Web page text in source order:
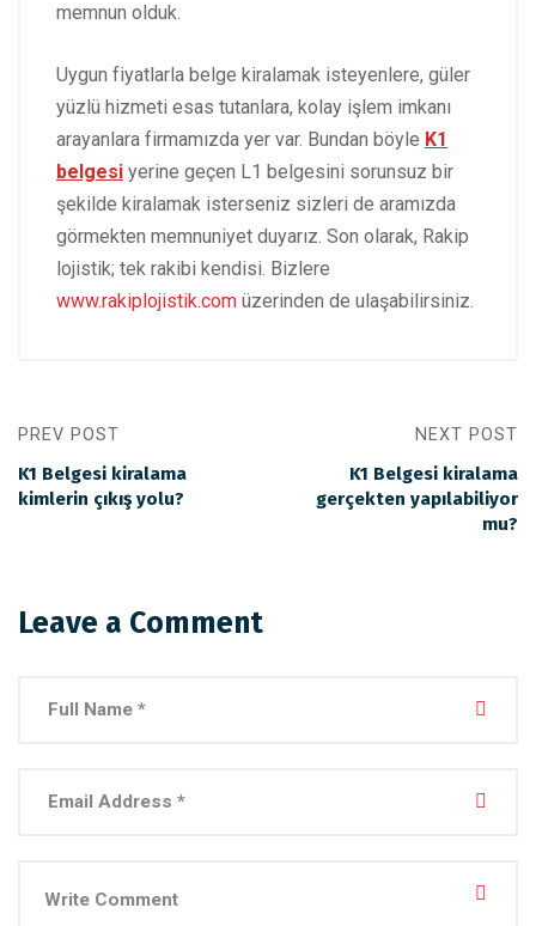
memnun olduk.
Uygun fiyatlarla belge kiralamak isteyenlere, güler
yüzlü hizmeti esas tutanlara, kolay işlem imkanı
arayanlara firmamızda yer var. Bundan böyle K1
belgesi yerine geçen L1 belgesini sorunsuz bir
şekilde kiralamak isterseniz sizleri de aramızda
görmekten memnuniyet duyarız. Son olarak, Rakip
lojistik; tek rakibi kendisi. Bizlere
www.rakiplojistik.com üzerinden de ulaşabilirsiniz.
PREV POST
K1 Belgesi kiralama
kimlerin çıkış yolu?
NEXT POST
K1 Belgesi kiralama
gerçekten yapılabiliyor
mu?
Leave a Comment